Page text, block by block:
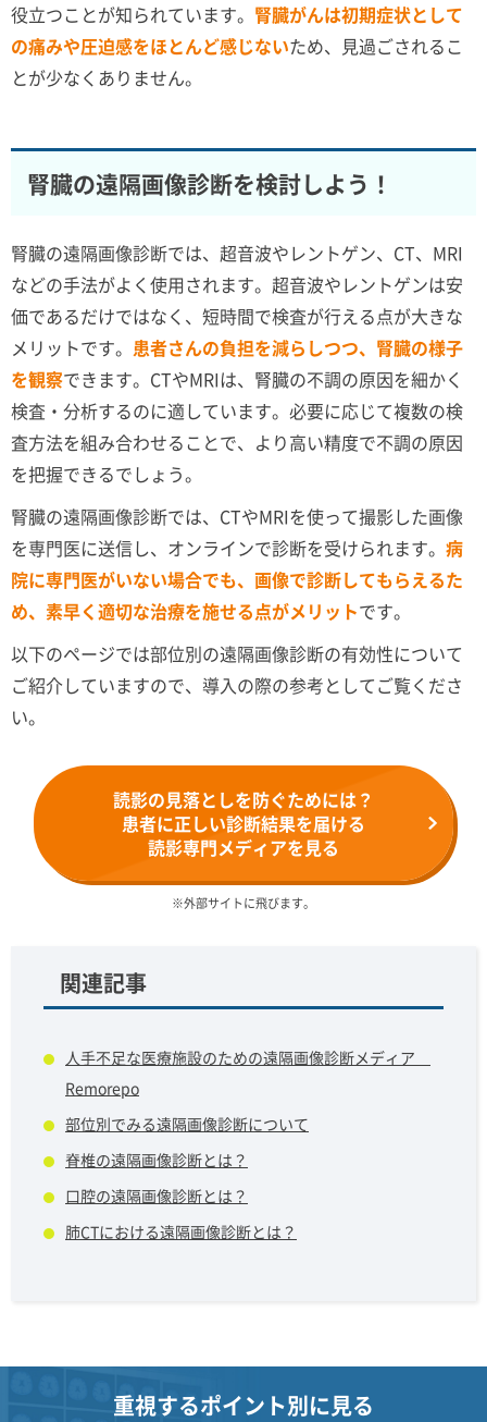
役立つことが知られています。 腎臓がんは初期症状として
の痛みや圧迫感をほとんど感じないため、見過ごされるこ
とが少なくありません。
腎臓の遠隔画像診断を検討しよう！
腎臓の遠隔画像診断では、超音波やレントゲン、CT、MRI
などの手法がよく使用されます。超音波やレントゲンは安
価であるだけではなく、短時間で検査が行える点が大きな
メリットです。 患者さんの負担を減らしつつ、腎臓の様子
を観察できます。CTやMRIは、腎臓の不調の原因を細かく
検査・分析するのに適しています。必要に応じて複数の検
査方法を組み合わせることで、より高い精度で不調の原因
を把握できるでしょう。
腎臓の遠隔画像診断では、CTやMRIを使って撮影した画像
を専門医に送信し、オンラインで診断を受けられます。 病
院に専門医がいない場合でも、画像で診断してもらえるた
め、素早く適切な治療を施せる点がメリットです。
以下のページでは部位別の遠隔画像診断の有効性について
ご紹介していますので、導入の際の参考としてご覧くださ
い。
読影の見落としを防ぐためには？
患者に正しい診断結果を届ける
読影専門メディアを見る
※外部サイトに飛びます。
関連記事
人手不足な医療施設のための遠隔画像診断メディア
Remorepo
部位別でみる遠隔画像診断について
脊椎の遠隔画像診断とは？
口腔の遠隔画像診断とは？
肺CTにおける遠隔画像診断とは？
重視するポイント別に見る